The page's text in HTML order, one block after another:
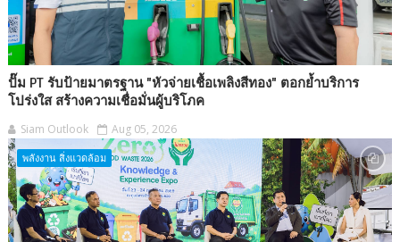
ปั๊ม PT รับป้ายมาตรฐาน "หัวจ่ายเชื้อเพลิงสีทอง" ตอกย้ำบริการ
โปร่งใส สร้างความเชื่อมั่นผู้บริโภค
Siam Outlook Aug 05, 2026
พลังงาน สิ่งแวดล้อม